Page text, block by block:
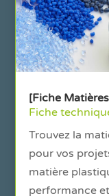
[Fiche
Fiche
Trouvez la
pour vos
matière
performance